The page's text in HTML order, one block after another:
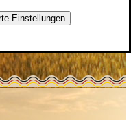
Einstellungen